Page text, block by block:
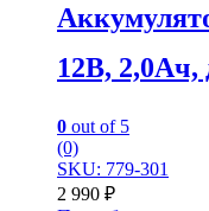
12В, 2,0Ач,
0 out of 5
(0)
SKU: 779-301
2 990 ₽